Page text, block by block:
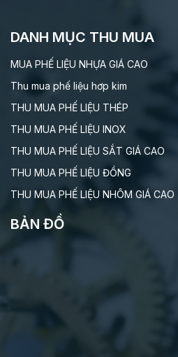
DANH MỤC THU MUA
MUA PHẾ LIỆU NHỰA GIÁ CAO
Thu mua phế liệu hơp kim
THU MUA PHẾ LIỆU THÉP
THU MUA PHẾ LIỆU INOX
THU MUA PHẾ LIỆU SẮT GIÁ CAO
THU MUA PHẾ LIỆU ĐỒNG
THU MUA PHẾ LIỆU NHÔM GIÁ CAO
BẢN ĐỒ